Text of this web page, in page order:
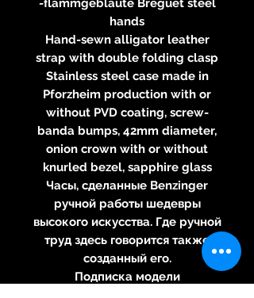
-flammgebläute Breguet steel
hands
Hand-sewn alligator leather
strap with double folding clasp
Stainless steel case made ​​in
Pforzheim production with or
without PVD coating, screw-
banda bumps, 42mm diameter,
onion crown with or without
knurled bezel, sapphire glass
Часы, сделанные Benzinger
ручной работы шедевры
высокого искусства. Где ручной
труд здесь говорится также
созданный его.
Подписка модели